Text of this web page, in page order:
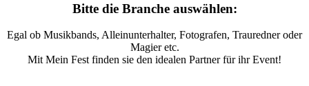
Bitte die Branche auswählen:
Egal ob Musikbands, Alleinunterhalter, Fotografen, Trauredner oder
Magier etc.
Mit Mein Fest finden sie den idealen Partner für ihr Event!